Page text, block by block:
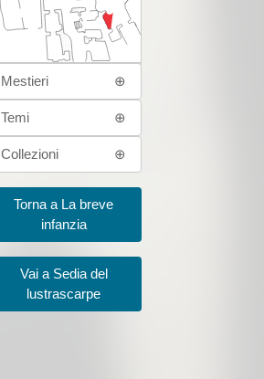
Mestieri ⊕
Temi ⊕
Collezioni ⊕
Torna a La breve
infanzia
Vai a Sedia del
lustrascarpe